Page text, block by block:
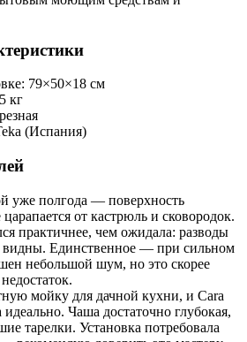
79×50×18 см
кг
(Испания)
уже полгода — поверхность
от кастрюль и сковородок.
практичнее, чем ожидала: разводы
видны. Единственное — при сильном
небольшой шум, но это скорее
мойку для дачной кухни, и Cara
Чаша достаточно глубокая,
тарелки. Установка потребовала